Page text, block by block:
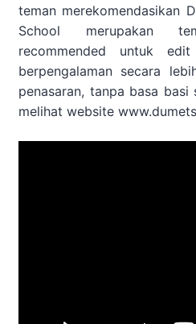
teman merekomendasikan
School merupakan
recommended untuk
berpengalaman secara
penasaran, tanpa basa basi
melihat website